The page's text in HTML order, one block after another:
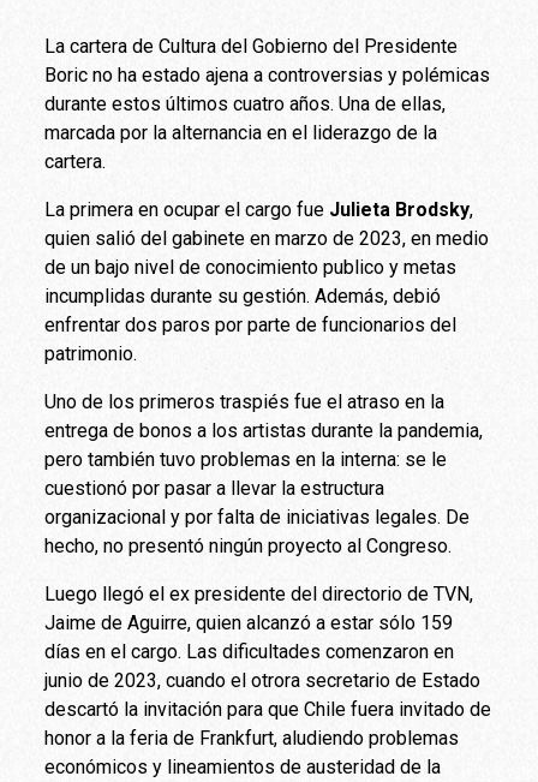
La cartera de Cultura del Gobierno del Presidente
Boric no ha estado ajena a controversias y polémicas
durante estos últimos cuatro años. Una de ellas,
marcada por la alternancia en el liderazgo de la
cartera.
La primera en ocupar el cargo fue Julieta Brodsky,
quien salió del gabinete en marzo de 2023, en medio
de un bajo nivel de conocimiento publico y metas
incumplidas durante su gestión. Además, debió
enfrentar dos paros por parte de funcionarios del
patrimonio.
Uno de los primeros traspiés fue el atraso en la
entrega de bonos a los artistas durante la pandemia,
pero también tuvo problemas en la interna: se le
cuestionó por pasar a llevar la estructura
organizacional y por falta de iniciativas legales. De
hecho, no presentó ningún proyecto al Congreso.
Luego llegó el ex presidente del directorio de TVN,
Jaime de Aguirre, quien alcanzó a estar sólo 159
días en el cargo. Las dificultades comenzaron en
junio de 2023, cuando el otrora secretario de Estado
descartó la invitación para que Chile fuera invitado de
honor a la feria de Frankfurt, aludiendo problemas
económicos y lineamientos de austeridad de la